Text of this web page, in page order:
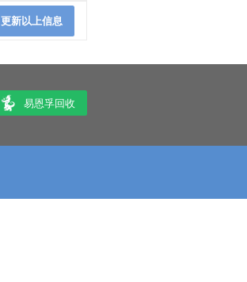
更新以上信息
易恩孚回收